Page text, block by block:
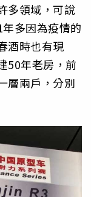
多領域，可說
多因為疫情的
酒時也有現
50年老房，前
層兩戶，分別